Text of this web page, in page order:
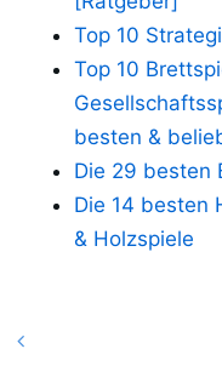
Top 10
Top 10
besten &
Die 29 besten
Die 14 besten
& Holzspiele